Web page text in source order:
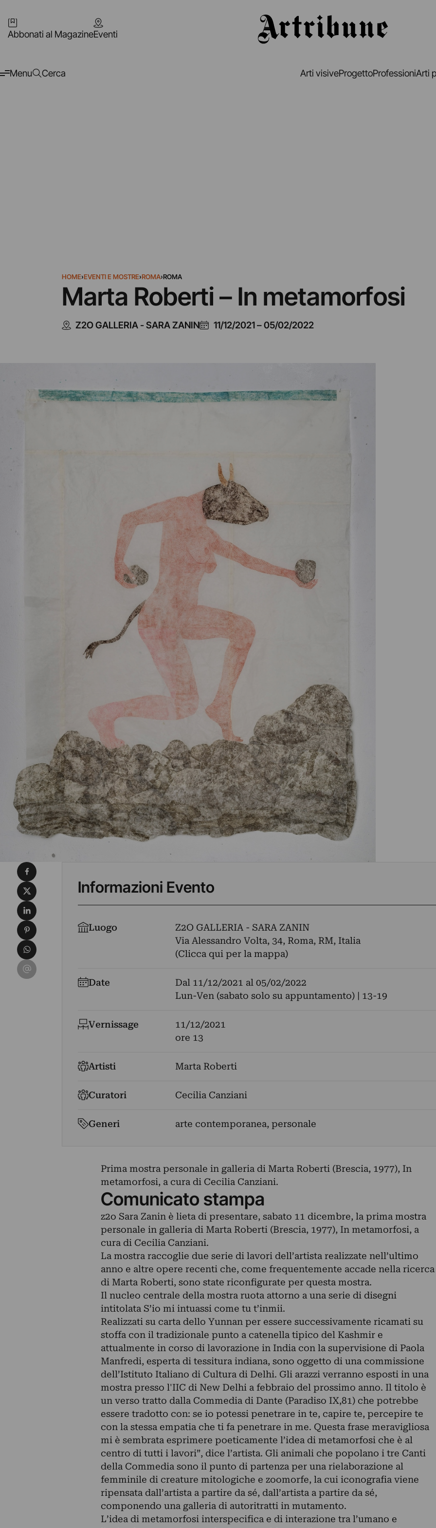
Abbonati al MagazineEventi
Menu Cerca Arti visiveProgettoProfessioniArti
HOME›EVENTI E MOSTRE›ROMA›ROMA
Marta Roberti – In metamorfosi
Z2O GALLERIA - SARA ZANIN 11/12/2021–05/02/2022
Informazioni Evento
Luogo
Z2O GALLERIA - SARA ZANIN
Via Alessandro Volta, 34, Roma, RM, Italia
(Clicca qui per la mappa)
Date Dal 11/12/2021 al 05/02/2022
Lun-Ven (sabato solo su appuntamento) | 13-19
Vernissage
11/12/2021
ore 13
Artisti Marta Roberti
Curatori Cecilia Canziani
Generi arte contemporanea, personale
Prima mostra personale in galleria di Marta Roberti (Brescia, 1977), In
metamorfosi, a cura di Cecilia Canziani.
Comunicato stampa
z2o Sara Zanin è lieta di presentare, sabato 11 dicembre, la prima mostra
personale in galleria di Marta Roberti (Brescia, 1977), In metamorfosi, a
cura di Cecilia Canziani.
La mostra raccoglie due serie di lavori dell’artista realizzate nell’ultimo
anno e altre opere recenti che, come frequentemente accade nella ricerca
di Marta Roberti, sono state riconfigurate per questa mostra.
Il nucleo centrale della mostra ruota attorno a una serie di disegni
intitolata S’io mi intuassi come tu t’inmii.
Realizzati su carta dello Yunnan per essere successivamente ricamati su
stoffa con il tradizionale punto a catenella tipico del Kashmir e
attualmente in corso di lavorazione in India con la supervisione di Paola
Manfredi, esperta di tessitura indiana, sono oggetto di una commissione
dell’Istituto Italiano di Cultura di Delhi. Gli arazzi verranno esposti in una
mostra presso l'IIC di New Delhi a febbraio del prossimo anno. Il titolo è
un verso tratto dalla Commedia di Dante (Paradiso IX,81) che potrebbe
essere tradotto con: se io potessi penetrare in te, capire te, percepire te
con la stessa empatia che ti fa penetrare in me. Questa frase meravigliosa
mi è sembrata esprimere poeticamente l’idea di metamorfosi che è al
centro di tutti i lavori”, dice l’artista. Gli animali che popolano i tre Canti
della Commedia sono il punto di partenza per una rielaborazione al
femminile di creature mitologiche e zoomorfe, la cui iconografia viene
ripensata dall’artista a partire da sé, dall’artista a partire da sé,
componendo una galleria di autoritratti in mutamento.
L’idea di metamorfosi interspecifica e di interazione tra l’umano e
Condividi su Facebook
Condividi su X
Condividi su LinkedIn
Condividi su Pinterest
Condividi su WhatsApp
Condividi su Email